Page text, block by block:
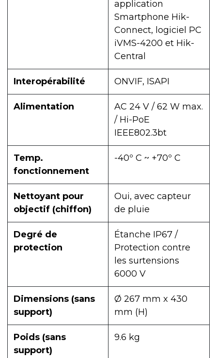
application
Smartphone Hik-
Connect, logiciel PC
iVMS-4200 et Hik-
Central
Interopérabilité ONVIF, ISAPI
Alimentation
AC 24 V / 62 W max.
/ Hi-PoE
IEEE802.3bt
Temp.
fonctionnement
-40º C ~ +70º C
Nettoyant pour
objectif (chiffon)
Oui, avec capteur
de pluie
Degré de
protection
Étanche IP67 /
Protection contre
les surtensions
6000 V
Dimensions (sans
support)
Ø 267 mm x 430
mm (H)
Poids (sans
support)
9.6 kg